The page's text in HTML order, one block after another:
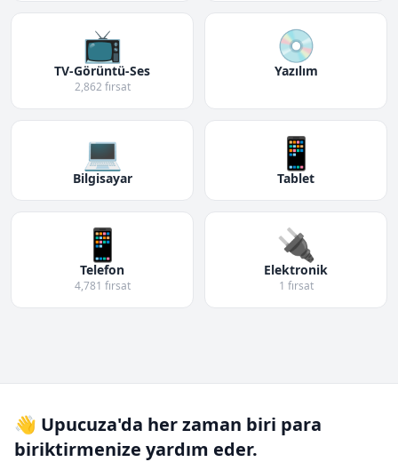
📺
TV-Görüntü-Ses
2,862 fırsat
💿
Yazılım
💻
Bilgisayar
📱
Tablet
📱
Telefon
4,781 fırsat
🔌
Elektronik
1 fırsat
👋 Upucuza'da her zaman biri para
biriktirmenize yardım eder.